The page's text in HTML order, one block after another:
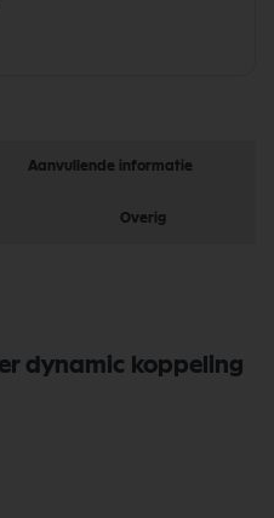
Aanvullende informatie
Overig
dynamic koppeling